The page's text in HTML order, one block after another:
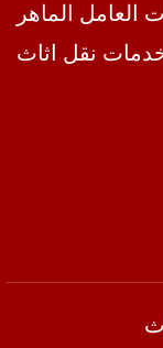
العامل الماهر
نقل اثاث